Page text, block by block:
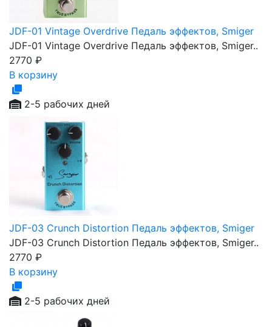
JDF-01 Vintage Overdrive Педаль эффектов, Smiger
JDF-01 Vintage Overdrive Педаль эффектов, Smiger..
2770 ₽
В корзину
2-5 рабочих дней
JDF-03 Crunch Distortion Педаль эффектов, Smiger
JDF-03 Crunch Distortion Педаль эффектов, Smiger..
2770 ₽
В корзину
2-5 рабочих дней